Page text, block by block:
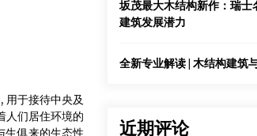
【专业】红木家具木材干燥工艺
于接待中央及
人们居住环境的
生俱来的生态性
坂茂最大木结构新作：瑞士
建筑发展潜力
全新专业解读 | 木结构建筑
近期评论